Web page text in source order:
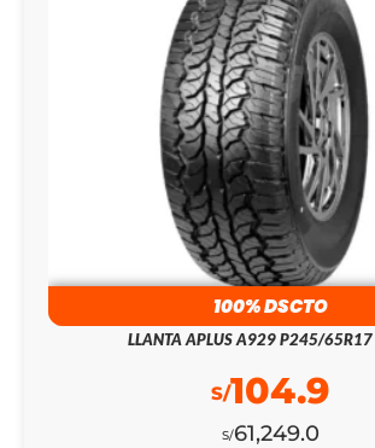
100% DSCTO
LLANTA APLUS A929 P245/
S/61,249.0
S/104.9